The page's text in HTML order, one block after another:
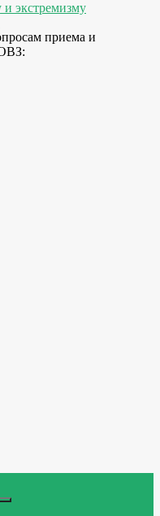
и экстремизму
приема и